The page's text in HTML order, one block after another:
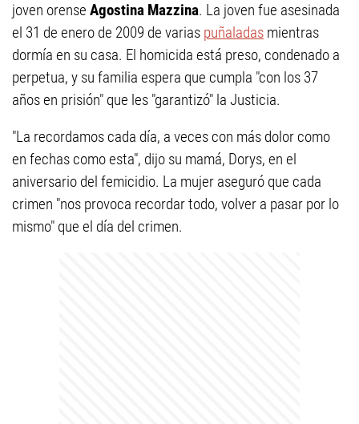
joven orense Agostina Mazzina. La joven fue asesinada
el 31 de enero de 2009 de varias puñaladas mientras
dormía en su casa. El homicida está preso, condenado a
perpetua, y su familia espera que cumpla "con los 37
años en prisión" que les "garantizó" la Justicia.
"La recordamos cada día, a veces con más dolor como
en fechas como esta", dijo su mamá, Dorys, en el
aniversario del femicidio. La mujer aseguró que cada
crimen "nos provoca recordar todo, volver a pasar por lo
mismo" que el día del crimen.